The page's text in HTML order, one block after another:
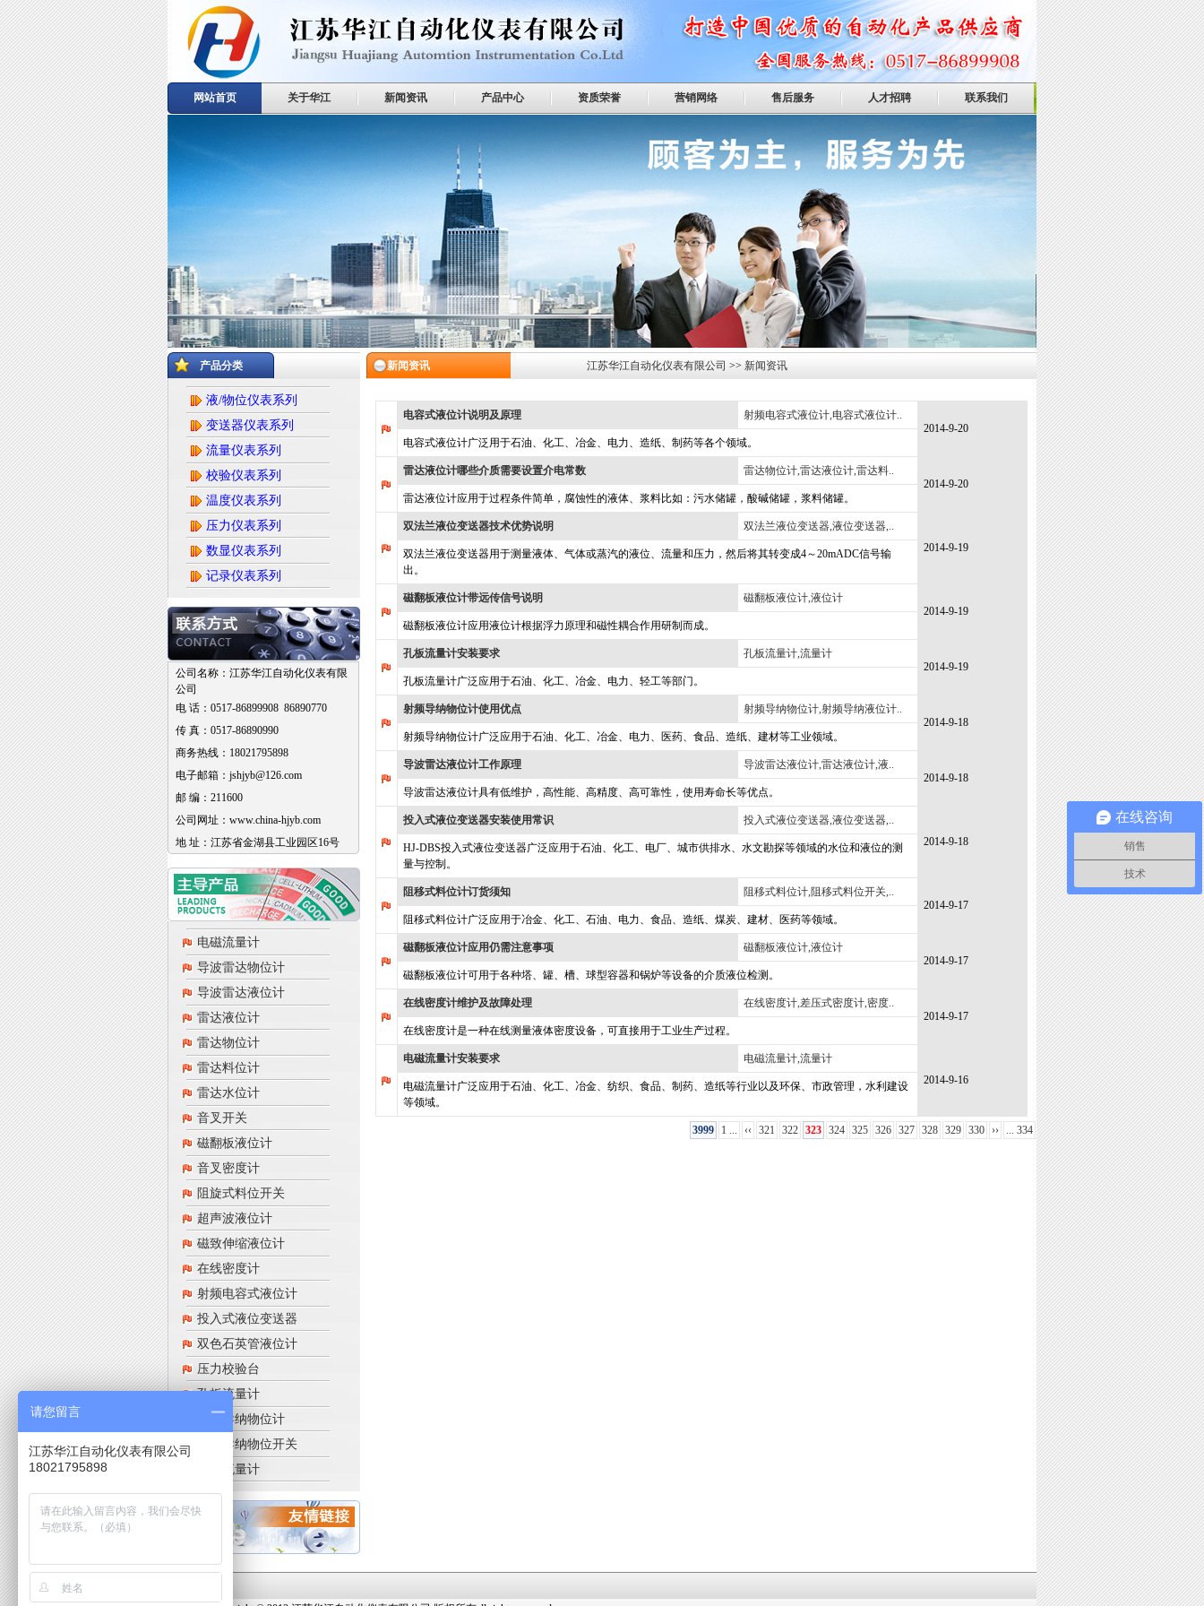
网站首页 关于华江 新闻资讯 产品中心 资质荣誉 营销网络 售后服务 人才招聘 联系我们
产品分类
液/物位仪表系列
变送器仪表系列
流量仪表系列
校验仪表系列
温度仪表系列
压力仪表系列
数显仪表系列
记录仪表系列
公司名称：江苏华江自动化仪表有限
公司
电 话：0517-86899908 86890770
传 真：0517-86890990
商务热线：18021795898
电子邮箱：jshjyb@126.com
邮 编：211600
公司网址：www.china-hjyb.com
地 址：江苏省金湖县工业园区16号
电磁流量计
导波雷达物位计
导波雷达液位计
雷达液位计
雷达物位计
雷达料位计
雷达水位计
音叉开关
磁翻板液位计
音叉密度计
阻旋式料位开关
超声波液位计
磁致伸缩液位计
在线密度计
射频电容式液位计
投入式液位变送器
双色石英管液位计
压力校验台
孔板流量计
射频导纳物位计
射频导纳物位开关
涡街流量计
新闻资讯 江苏华江自动化仪表有限公司 >> 新闻资讯
电容式液位计说明及原理
射频电容式液位计,电容式液位计..
2014-9-20
电容式液位计广泛用于石油、化工、冶金、电力、造纸、制药等各个领域。
雷达液位计哪些介质需要设置介电常数
雷达物位计,雷达液位计,雷达料..
2014-9-20
雷达液位计应用于过程条件简单，腐蚀性的液体、浆料比如：污水储罐，酸碱储罐，浆料储罐。
双法兰液位变送器技术优势说明
双法兰液位变送器,液位变送器,..
2014-9-19
双法兰液位变送器用于测量液体、气体或蒸汽的液位、流量和压力，然后将其转变成4～20mADC信号输
出。
磁翻板液位计带远传信号说明
磁翻板液位计,液位计
2014-9-19
磁翻板液位计应用液位计根据浮力原理和磁性耦合作用研制而成。
孔板流量计安装要求
孔板流量计,流量计
2014-9-19
孔板流量计广泛应用于石油、化工、冶金、电力、轻工等部门。
射频导纳物位计使用优点
射频导纳物位计,射频导纳液位计..
2014-9-18
射频导纳物位计广泛应用于石油、化工、冶金、电力、医药、食品、造纸、建材等工业领域。
导波雷达液位计工作原理
导波雷达液位计,雷达液位计,液..
2014-9-18
导波雷达液位计具有低维护，高性能、高精度、高可靠性，使用寿命长等优点。
投入式液位变送器安装使用常识
投入式液位变送器,液位变送器,..
2014-9-18
HJ-DBS投入式液位变送器广泛应用于石油、化工、电厂、城市供排水、水文勘探等领域的水位和液位的测
量与控制。
阻移式料位计订货须知
阻移式料位计,阻移式料位开关,..
2014-9-17
阻移式料位计广泛应用于冶金、化工、石油、电力、食品、造纸、煤炭、建材、医药等领域。
磁翻板液位计应用仍需注意事项
磁翻板液位计,液位计
2014-9-17
磁翻板液位计可用于各种塔、罐、槽、球型容器和锅炉等设备的介质液位检测。
在线密度计维护及故障处理
在线密度计,差压式密度计,密度..
2014-9-17
在线密度计是一种在线测量液体密度设备，可直接用于工业生产过程。
电磁流量计安装要求
电磁流量计,流量计
2014-9-16
电磁流量计广泛应用于石油、化工、冶金、纺织、食品、制药、造纸等行业以及环保、市政管理，水利建设
等领域。
3999 1 ... ‹‹ 321 322 323 324 325 326 327 328 329 330 ›› ... 334
在线咨询
销售
技术
请您留言
江苏华江自动化仪表有限公司
18021795898